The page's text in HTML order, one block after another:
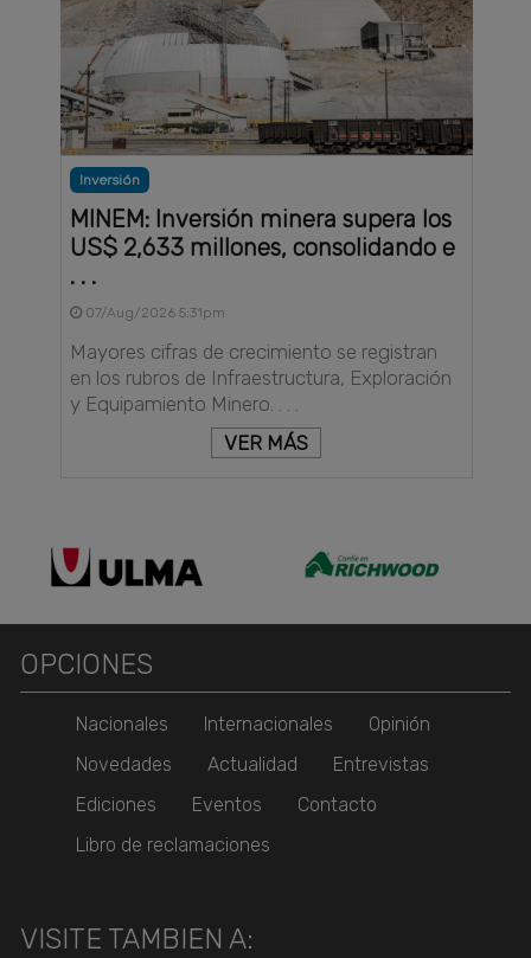
Inversión
MINEM: Inversión minera supera los
US$ 2,633 millones, consolidando e
. . .
07/Aug/2026 5:31pm
Mayores cifras de crecimiento se registran
en los rubros de Infraestructura, Exploración
y Equipamiento Minero. . . .
VER MÁS
OPCIONES
Nacionales Internacionales
Opinión
Novedades
Actualidad
Entrevistas
Ediciones
Eventos
Contacto
Libro de reclamaciones
VISITE TAMBIEN A: